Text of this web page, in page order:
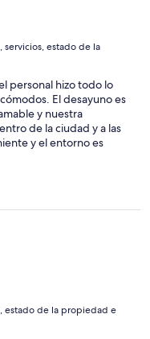
servicios, estado de la
personal hizo todo lo
El desayuno es
y nuestra
de la ciudad y a las
y el entorno es
estado de la propiedad e